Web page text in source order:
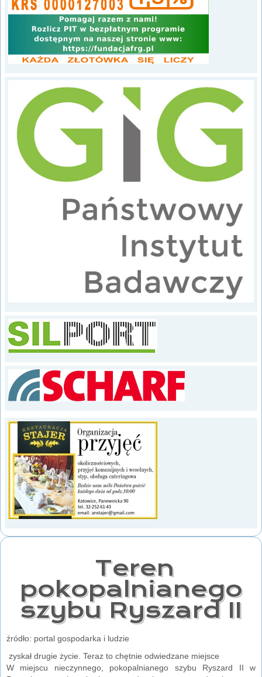
Teren
pokopalnianego
szybu Ryszard II
źródło: portal gospodarka i ludzie
zyskał drugie życie. Teraz to chętnie odwiedzane miejsce
W miejscu nieczynnego, pokopalnianego szybu Ryszard II w